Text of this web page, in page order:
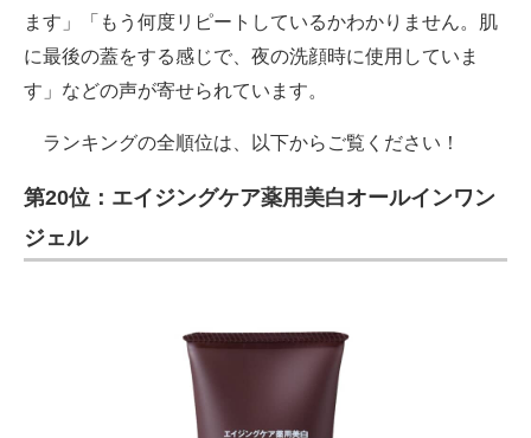
ます」「もう何度リピートしているかわかりません。肌
に最後の蓋をする感じで、夜の洗顔時に使用していま
す」などの声が寄せられています。
ランキングの全順位は、以下からご覧ください！
第20位：エイジングケア薬用美白オールインワン
ジェル